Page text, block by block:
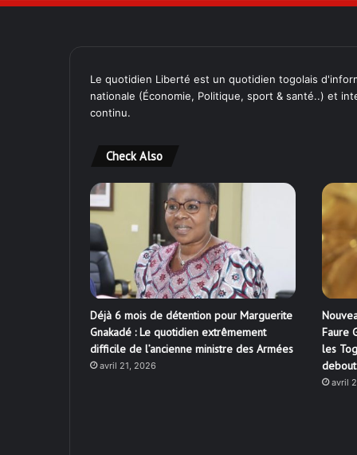
Le quotidien Liberté est un quotidien togolais
nationale (Économie, Politique, sport & santé..) et
continu.
Check Also
Déjà 6 mois de détention pour Marguerite
Gnakadé : Le quotidien extrêmement
difficile de l’ancienne ministre des Armées
avril 21, 2026
Faure
les
debout
avril